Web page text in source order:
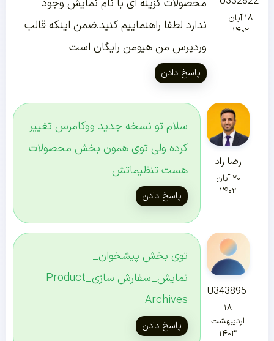
۱۸ آبان
۱۴۰۲
ندارد لطفا راهنماییم کنید.ضمن اینکه قالب
وردپرس من هیومن رایگان است
پاسخ دادن
رضا راد
۲۰ آبان
۱۴۰۲
سلام تو نسخه جدید ووکامرس تغییر
کرده ولی توی همون بخش محصولات
هست تنظیماتش
پاسخ دادن
U343895
۱۸
اردیبهشت
۱۴۰۳
توی بخش پیشخوان_
نمایش_سفارش سازی_Product
Archives
پاسخ دادن